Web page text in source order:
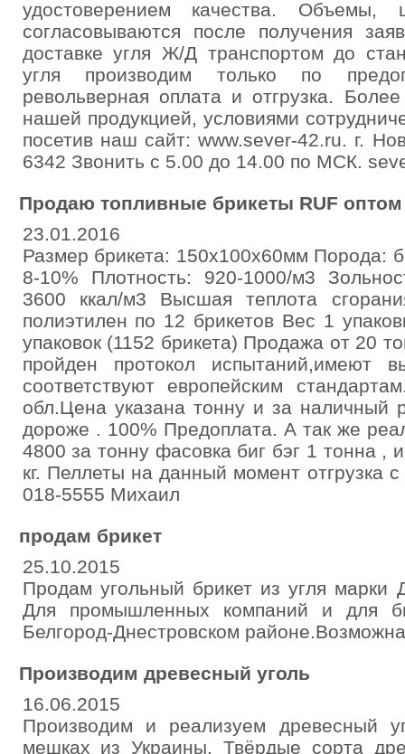
удостоверением качества.
согласовываются после получения
доставке угля Ж/Д транспортом до
угля производим только по
револьверная оплата и отгрузка.
нашей продукцией, условиями
посетив наш сайт: www.sever-42.ru. г.
6342 Звонить с 5.00 до 14.00 по МСК.
Продаю топливные брикеты RUF оптом
23.01.2016
Размер брикета: 150х100х60мм Порода:
8-10% Плотность: 920-1000/м3
3600 ккал/м3 Высшая теплота
полиэтилен по 12 брикетов Вес 1
упаковок (1152 брикета) Продажа от 20
пройден протокол испытаний,имеют
соответствуют европейским
обл.Цена указана тонну и за наличный
дороже . 100% Предоплата. А так же
4800 за тонну фасовка биг бэг 1 тонна ,
кг. Пеллеты на данный момент отгрузка
018-5555 Михаил
продам брикет
25.10.2015
Продам угольный брикет из угля марки
Для промышленных компаний и для
Белгород-Днестровском
Производим древесный уголь
16.06.2015
Производим и реализуем древесный
мешках из Украины. Твёрдые сорта